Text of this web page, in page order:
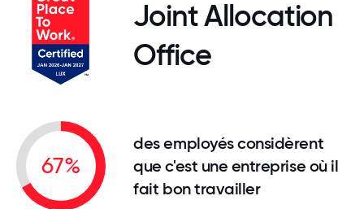
Joint Allocation
Office
67%
des employés considèrent
que c'est une entreprise où il
fait bon travailler